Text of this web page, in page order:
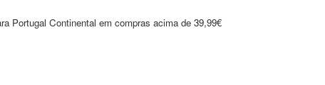
Portugal Continental em compras acima de 39,99€